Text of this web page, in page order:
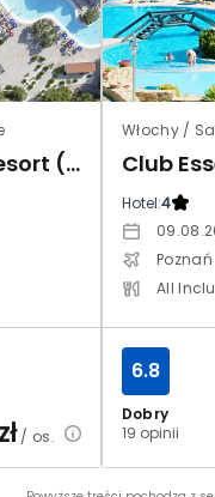
Club Esse Palmasera Resort (ex Palmasera Village Resort)
zł/ os.
Włochy /
Club
Hotel:4
Poznań
All
Dobry
19 opinii
6.8